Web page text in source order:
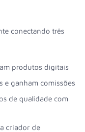
conectando três
produtos digitais
e ganham comissões
de qualidade com
criador de